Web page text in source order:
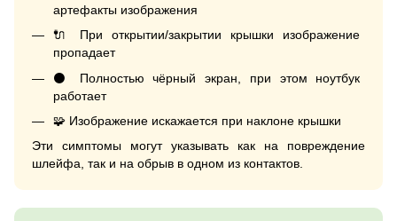
артефакты изображения
🔌 При открытии/закрытии крышки изображение
пропадает
⚫ Полностью чёрный экран, при этом ноутбук
работает
🧩 Изображение искажается при наклоне крышки
Эти симптомы могут указывать как на повреждение
шлейфа, так и на обрыв в одном из контактов.